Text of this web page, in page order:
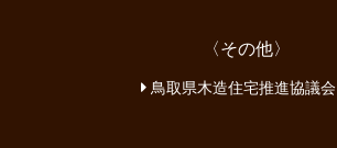
〈その他〉
鳥取県木造住宅推進協議会